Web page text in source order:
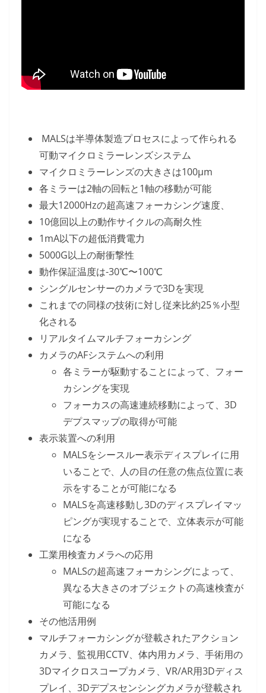
MALSは半導体製造プロセスによって作られる
可動マイクロミラーレンズシステム
マイクロミラーレンズの大きさは100μm
各ミラーは2軸の回転と1軸の移動が可能
最大12000Hzの超高速フォーカシング速度、
10億回以上の動作サイクルの高耐久性
1mA以下の超低消費電力
5000G以上の耐衝撃性
動作保証温度は-30℃〜100℃
シングルセンサーのカメラで3Dを実現
これまでの同様の技術に対し従来比約25％小型
化される
リアルタイムマルチフォーカシング
カメラのAFシステムへの利用
各ミラーが駆動することによって、フォー
カシングを実現
フォーカスの高速連続移動によって、3D
デプスマップの取得が可能
表示装置への利用
MALSをシースルー表示ディスプレイに用
いることで、人の目の任意の焦点位置に表
示をすることが可能になる
MALSを高速移動し3Dのディスプレイマッ
ピングが実現することで、立体表示が可能
になる
工業用検査カメラへの応用
MALSの超高速フォーカシングによって、
異なる大きさのオブジェクトの高速検査が
可能になる
その他活用例
マルチフォーカシングが登載されたアクション
カメラ、監視用CCTV、体内用カメラ、手術用の
3Dマイクロスコープカメラ、VR/AR用3Dディス
プレイ、3Dデプスセンシングカメラが登載され